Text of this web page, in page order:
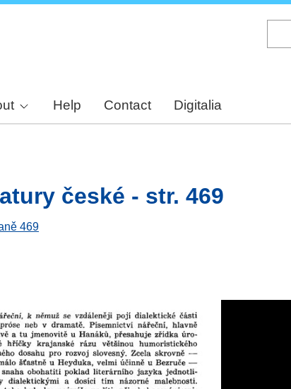
Help Contact Digitalia
české - str. 469
469